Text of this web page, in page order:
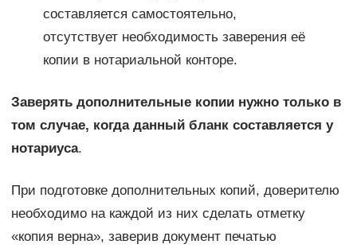
составляется самостоятельно,
отсутствует необходимость заверения её
копии в нотариальной конторе.
Заверять дополнительные копии нужно только в
том случае, когда данный бланк составляется у
нотариуса.
При подготовке дополнительных копий, доверителю
необходимо на каждой из них сделать отметку
«копия верна», заверив документ печатью